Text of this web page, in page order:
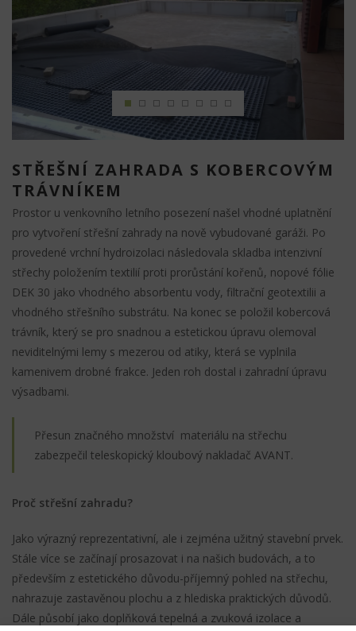
STŘEŠNÍ ZAHRADA S KOBERCOVÝM
TRÁVNÍKEM
Prostor u venkovního letního posezení našel vhodné uplatnění
pro vytvoření střešní zahrady na nově vybudované garáži. Po
provedené vrchní hydroizolaci následovala skladba intenzivní
střechy položením textilií proti prorůstání kořenů, nopové fólie
DEK 30 jako vhodného absorbentu vody, filtrační geotextilii a
vhodného střešního substrátu. Na konec se položil kobercová
trávník, který se pro snadnou a estetickou úpravu olemoval
neviditelnými lemy s mezerou od atiky, která se vyplnila
kamenivem drobné frakce. Jeden roh dostal i zahradní úpravu
výsadbami.
Přesun značného množství materiálu na střechu
zabezpečil teleskopický kloubový nakladač AVANT.
Proč střešní zahradu?
Jako výrazný reprezentativní, ale i zejména užitný stavební prvek.
Stále více se začínají prosazovat i na našich budovách, a to
především z estetického důvodu-příjemný pohled na střechu,
nahrazuje zastavěnou plochu a z hlediska praktických důvodů.
Dále působí jako doplňková tepelná a zvuková izolace a